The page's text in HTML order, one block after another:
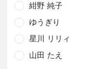
紺野 純子
ゆうぎり
星川 リリィ
山田 たえ